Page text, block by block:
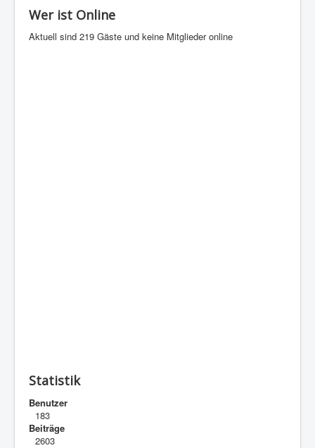
Wer ist Online
Aktuell sind 219 Gäste und keine Mitglieder online
Statistik
Benutzer
183
Beiträge
2603